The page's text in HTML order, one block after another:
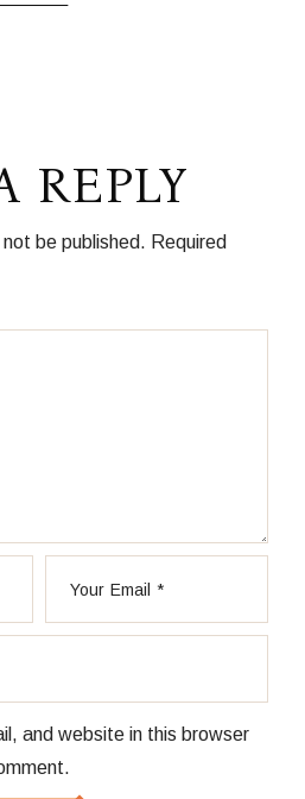
REPLY
be published. Required
and website in this browser